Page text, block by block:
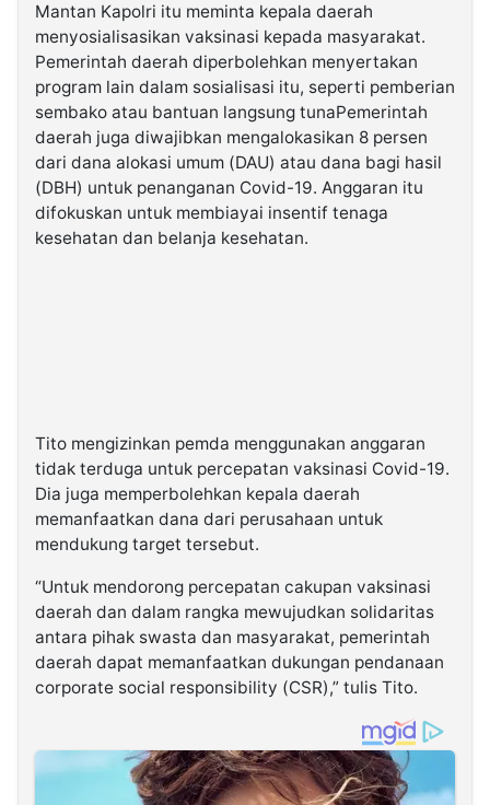
Mantan Kapolri itu meminta kepala daerah
menyosialisasikan vaksinasi kepada masyarakat.
Pemerintah daerah diperbolehkan menyertakan
program lain dalam sosialisasi itu, seperti pemberian
sembako atau bantuan langsung tunaPemerintah
daerah juga diwajibkan mengalokasikan 8 persen
dari dana alokasi umum (DAU) atau dana bagi hasil
(DBH) untuk penanganan Covid-19. Anggaran itu
difokuskan untuk membiayai insentif tenaga
kesehatan dan belanja kesehatan.
Tito mengizinkan pemda menggunakan anggaran
tidak terduga untuk percepatan vaksinasi Covid-19.
Dia juga memperbolehkan kepala daerah
memanfaatkan dana dari perusahaan untuk
mendukung target tersebut.
“Untuk mendorong percepatan cakupan vaksinasi
daerah dan dalam rangka mewujudkan solidaritas
antara pihak swasta dan masyarakat, pemerintah
daerah dapat memanfaatkan dukungan pendanaan
corporate social responsibility (CSR),” tulis Tito.